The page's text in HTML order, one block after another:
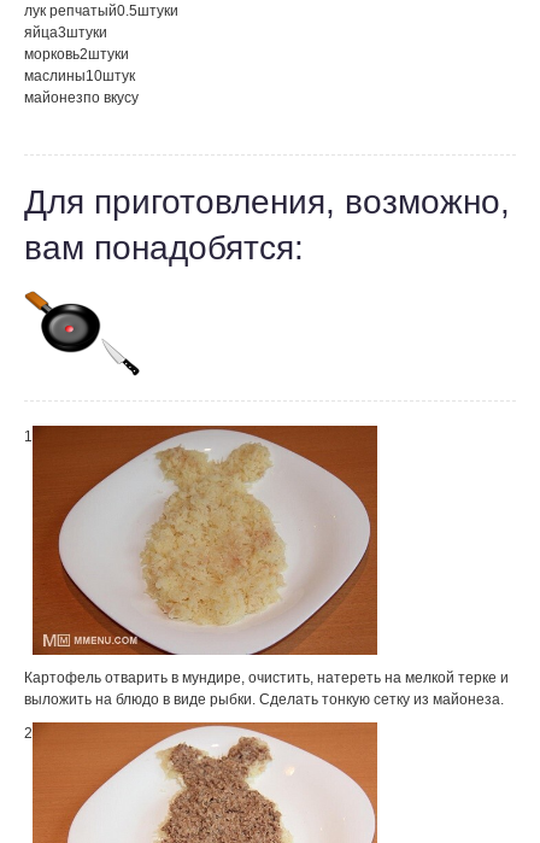
лук репчатый0.5штуки
яйца3штуки
морковь2штуки
маслины10штук
майонезпо вкусу
Для приготовления, возможно,
вам понадобятся:
1
Картофель отварить в мундире, очистить, натереть на мелкой терке и
выложить на блюдо в виде рыбки. Сделать тонкую сетку из майонеза.
2